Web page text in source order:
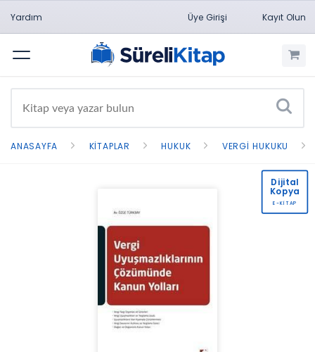
Yardım Üye Girişi Kayıt Olun
Menü
ANASAYFA KITAPLAR HUKUK VERGI HUKUKU
Dijital
Kopya
E-KİTAP